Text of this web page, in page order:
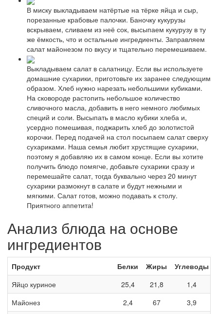
В миску выкладываем натёртые на тёрке яйца и сыр,
порезанные крабовые палочки. Баночку кукурузы
вскрываем, сливаем из неё сок, высыпаем кукурузу в ту
же ёмкость, что и остальные ингредиенты. Заправляем
салат майонезом по вкусу и тщательно перемешиваем.
Выкладываем салат в салатницу. Если вы используете
домашние сухарики, приготовьте их заранее следующим
образом. Хлеб нужно нарезать небольшими кубиками.
На сковороде растопить небольшое количество
сливочного масла, добавить в него немного любимых
специй и соли. Высыпать в масло кубики хлеба и,
усердно помешивая, поджарить хлеб до золотистой
корочки. Перед подачей на стол посыпаем салат сверху
сухариками. Наша семья любит хрустящие сухарики,
поэтому я добавляю их в самом конце. Если вы хотите
получить блюдо помягче, добавьте сухарики сразу и
перемешайте салат, тогда буквально через 20 минут
сухарики размокнут в салате и будут нежными и
мягкими. Салат готов, можно подавать к столу.
Приятного аппетита!
Анализ блюда на основе
ингредиентов
Продукт Белки Жиры Углеводы
Яйцо куриное
25,4 21,8
1,4
Майонез
2,4 67
3,9